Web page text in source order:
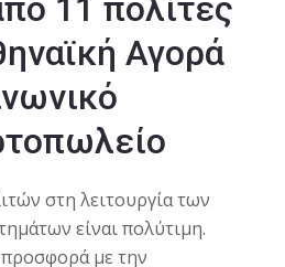
11 πολίτες
Αγορά
στη λειτουργία των
είναι πολύτιμη.
με την